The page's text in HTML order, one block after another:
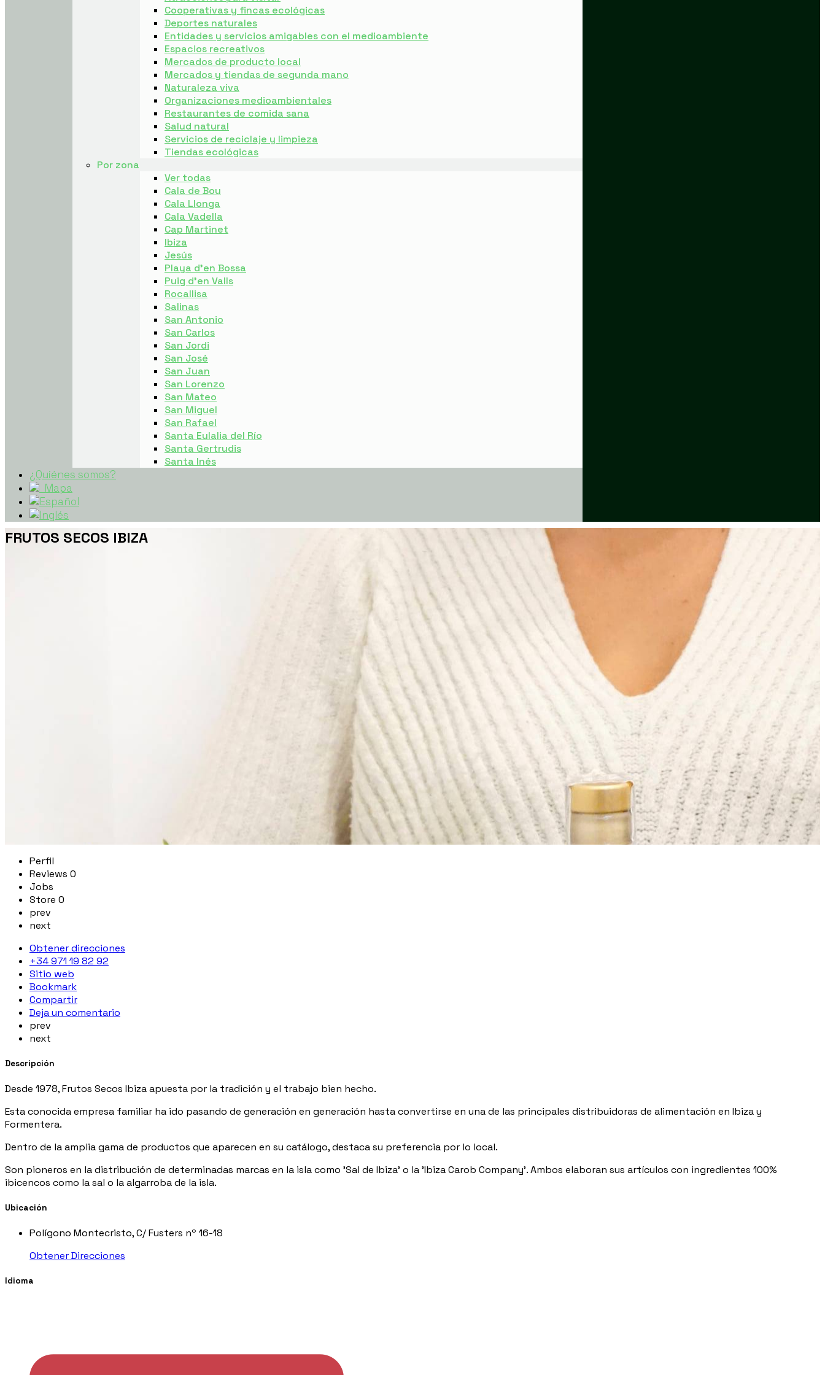
Cooperativas y fincas ecológicas
Deportes naturales
Entidades y servicios amigables con el medioambiente
Espacios recreativos
Mercados de producto local
Mercados y tiendas de segunda mano
Naturaleza viva
Organizaciones medioambientales
Restaurantes de comida sana
Salud natural
Servicios de reciclaje y limpieza
Tiendas ecológicas
Por zona
Ver todas
Cala de Bou
Cala Llonga
Cala Vadella
Cap Martinet
Ibiza
Jesús
Playa d’en Bossa
Puig d’en Valls
Rocallisa
Salinas
San Antonio
San Carlos
San Jordi
San José
San Juan
San Lorenzo
San Mateo
San Miguel
San Rafael
Santa Eulalia del Río
Santa Gertrudis
Santa Inés
¿Quiénes somos?
Mapa
FRUTOS SECOS IBIZA
Perfil
Reviews 0
Jobs
Store 0
prev
next
Obtener direcciones
+34 971 19 82 92
Sitio web
Bookmark
Compartir
Deja un comentario
prev
next
Descripción
Desde 1978, Frutos Secos Ibiza apuesta por la tradición y el trabajo bien hecho.
Esta conocida empresa familiar ha ido pasando de generación en generación hasta convertirse en una de las principales distribuidoras de alimentación en Ibiza y
Formentera.
Dentro de la amplia gama de productos que aparecen en su catálogo, destaca su preferencia por lo local.
Son pioneros en la distribución de determinadas marcas en la isla como 'Sal de Ibiza' o la 'Ibiza Carob Company'. Ambos elaboran sus artículos con ingredientes 100%
ibicencos como la sal o la algarroba de la isla.
Ubicación
Polígono Montecristo, C/ Fusters nº 16-18
Obtener Direcciones
Idioma